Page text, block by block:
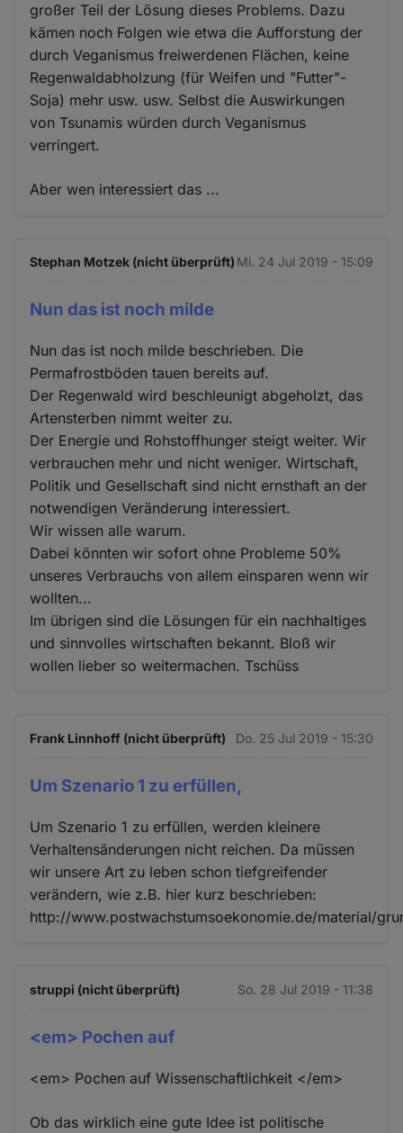
großer Teil der Lösung dieses Problems. Dazu
kämen noch Folgen wie etwa die Aufforstung der
durch Veganismus freiwerdenen Flächen, keine
Regenwaldabholzung (für Weifen und "Futter"-
Soja) mehr usw. usw. Selbst die Auswirkungen
von Tsunamis würden durch Veganismus
verringert.
Aber wen interessiert das ...
Stephan Motzek (nicht überprüft) Mi. 24 Jul 2019 - 15:09
Nun das ist noch milde
Nun das ist noch milde beschrieben. Die
Permafrostböden tauen bereits auf.
Der Regenwald wird beschleunigt abgeholzt, das
Artensterben nimmt weiter zu.
Der Energie und Rohstoffhunger steigt weiter. Wir
verbrauchen mehr und nicht weniger. Wirtschaft,
Politik und Gesellschaft sind nicht ernsthaft an der
notwendigen Veränderung interessiert.
Wir wissen alle warum.
Dabei könnten wir sofort ohne Probleme 50%
unseres Verbrauchs von allem einsparen wenn wir
wollten...
Im übrigen sind die Lösungen für ein nachhaltiges
und sinnvolles wirtschaften bekannt. Bloß wir
wollen lieber so weitermachen. Tschüss
Frank Linnhoff (nicht überprüft) Do. 25 Jul 2019 - 15:30
Um Szenario 1 zu erfüllen,
Um Szenario 1 zu erfüllen, werden kleinere
Verhaltensänderungen nicht reichen. Da müssen
wir unsere Art zu leben schon tiefgreifender
verändern, wie z.B. hier kurz beschrieben:
http://www.postwachstumsoekonomie.de/material/
struppi (nicht überprüft) So. 28 Jul 2019 - 11:38
<em> Pochen auf
<em> Pochen auf Wissenschaftlichkeit </em>
Ob das wirklich eine gute Idee ist politische